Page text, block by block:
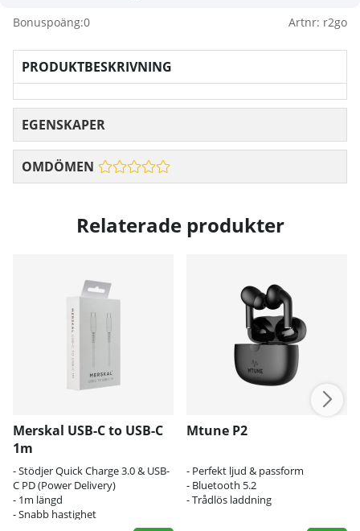
Bonuspoäng:0 Artnr: r2go
PRODUKTBESKRIVNING
EGENSKAPER
OMDÖMEN
Relaterade produkter
Merskal USB-C to USB-C
1m
- Stödjer Quick Charge 3.0 & USB-
C PD (Power Delivery)
- 1m längd
- Snabb hastighet
Mtune P2
- Perfekt ljud & passform
- Bluetooth 5.2
- Trådlös laddning